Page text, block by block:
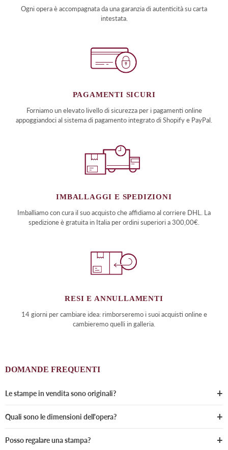
Ogni opera è accompagnata da una garanzia di autenticità su carta
intestata.
PAGAMENTI SICURI
Forniamo un elevato livello di sicurezza per i pagamenti online
appoggiandoci al sistema di pagamento integrato di Shopify e PayPal.
IMBALLAGGI E SPEDIZIONI
Imballiamo con cura il suo acquisto che affidiamo al corriere DHL. La
spedizione è gratuita in Italia per ordini superiori a 300,00€.
RESI E ANNULLAMENTI
14 giorni per cambiare idea: rimborseremo i suoi acquisti online e
cambieremo quelli in galleria.
DOMANDE FREQUENTI
Le stampe in vendita sono originali?
Quali sono le dimensioni dell'opera?
Posso regalare una stampa?